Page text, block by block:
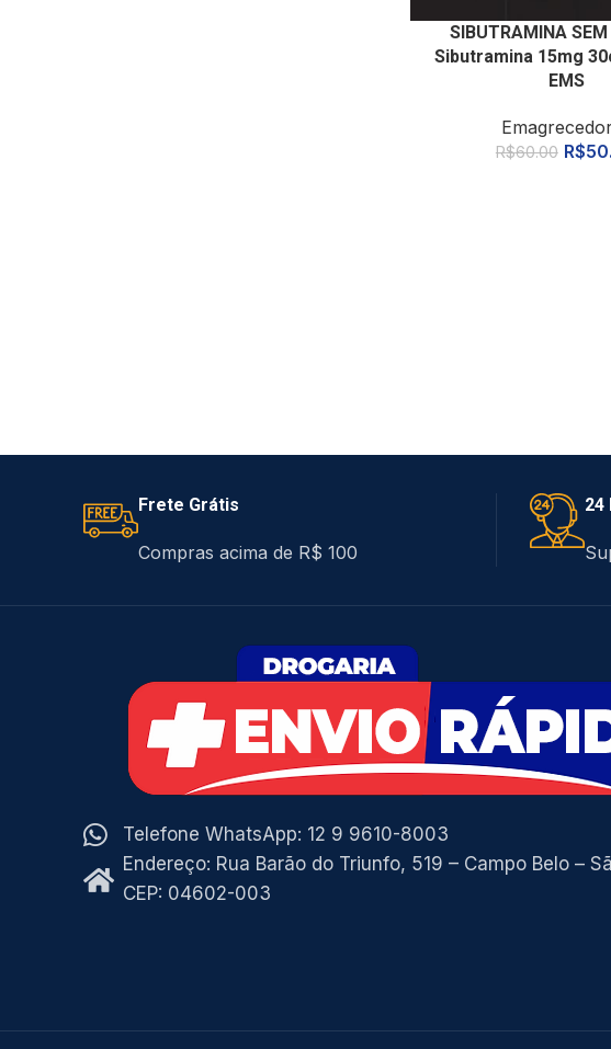
SIBUTRAMINA SEM
Sibutramina 15mg
EMS
R$60.00 R$
Frete Grátis
Compras acima de R$ 100
24
Telefone WhatsApp: 12 9 9610-8003
Endereço: Rua Barão do Triunfo, 519 – Campo Belo –
CEP: 04602-003